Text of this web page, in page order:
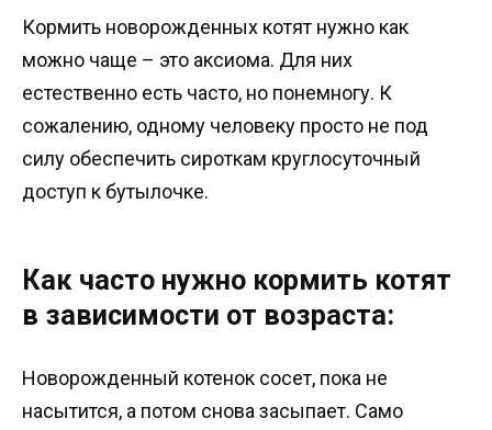
Кормить новорожденных котят нужно как
можно чаще – это аксиома. Для них
естественно есть часто, но понемногу. К
сожалению, одному человеку просто не под
силу обеспечить сироткам круглосуточный
доступ к бутылочке.
Как часто нужно кормить котят
в зависимости от возраста:
Новорожденный котенок сосет, пока не
насытится, а потом снова засыпает. Само